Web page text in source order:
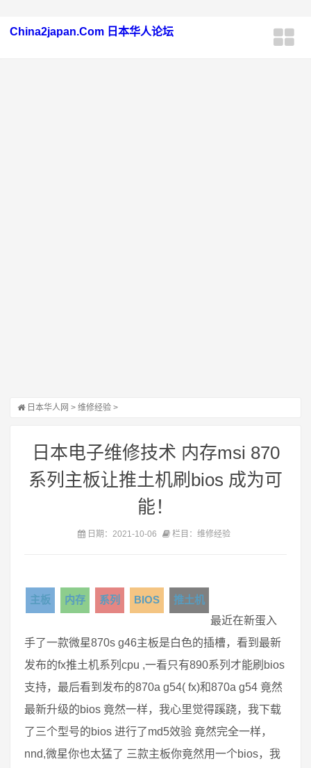
China2japan.Com 日本华人论坛
日本华人网 > 维修经验 >
日本电子维修技术 内存msi 870
系列主板让推土机刷bios 成为可
能！
日期：2021-10-06 栏目：维修经验
主板 内存 系列 BIOS
推土机
最近在新蛋入
手了一款微星870s g46主板是白色的插槽，看到最新
发布的fx推土机系列cpu ,一看只有890系列才能刷bios
支持，最后看到发布的870a g54( fx)和870a g54 竟然
最新升级的bios 竟然一样，我心里觉得蹊跷，我下载
了三个型号的bios 进行了md5效验 竟然完全一样，
nnd,微星你也太猛了 三款主板你竟然用一个bios，我